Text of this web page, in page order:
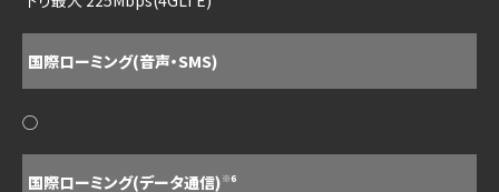
国際ローミング(音声・SMS)
◯
国際ローミング(データ通信)※6